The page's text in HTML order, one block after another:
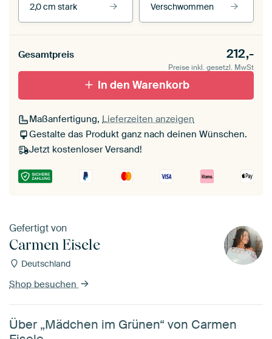
2,0 cm stark Verschwommen
Mit Schattenfugenrahmen,
schwarz
Mit Schattenfugenrahmen,
weiß
Leinwand für
Seitenkanten
Gesamtpreis 212,-
Preise inkl. gesetzl. MwSt
In den Warenkorb
Maßanfertigung, Lieferzeiten anzeigen
Gestalte das Produkt ganz nach deinen Wünschen.
Jetzt kostenloser Versand!
Gefertigt von
Carmen Eisele
Deutschland
Shop besuchen
Über „Mädchen im Grünen“ von Carmen